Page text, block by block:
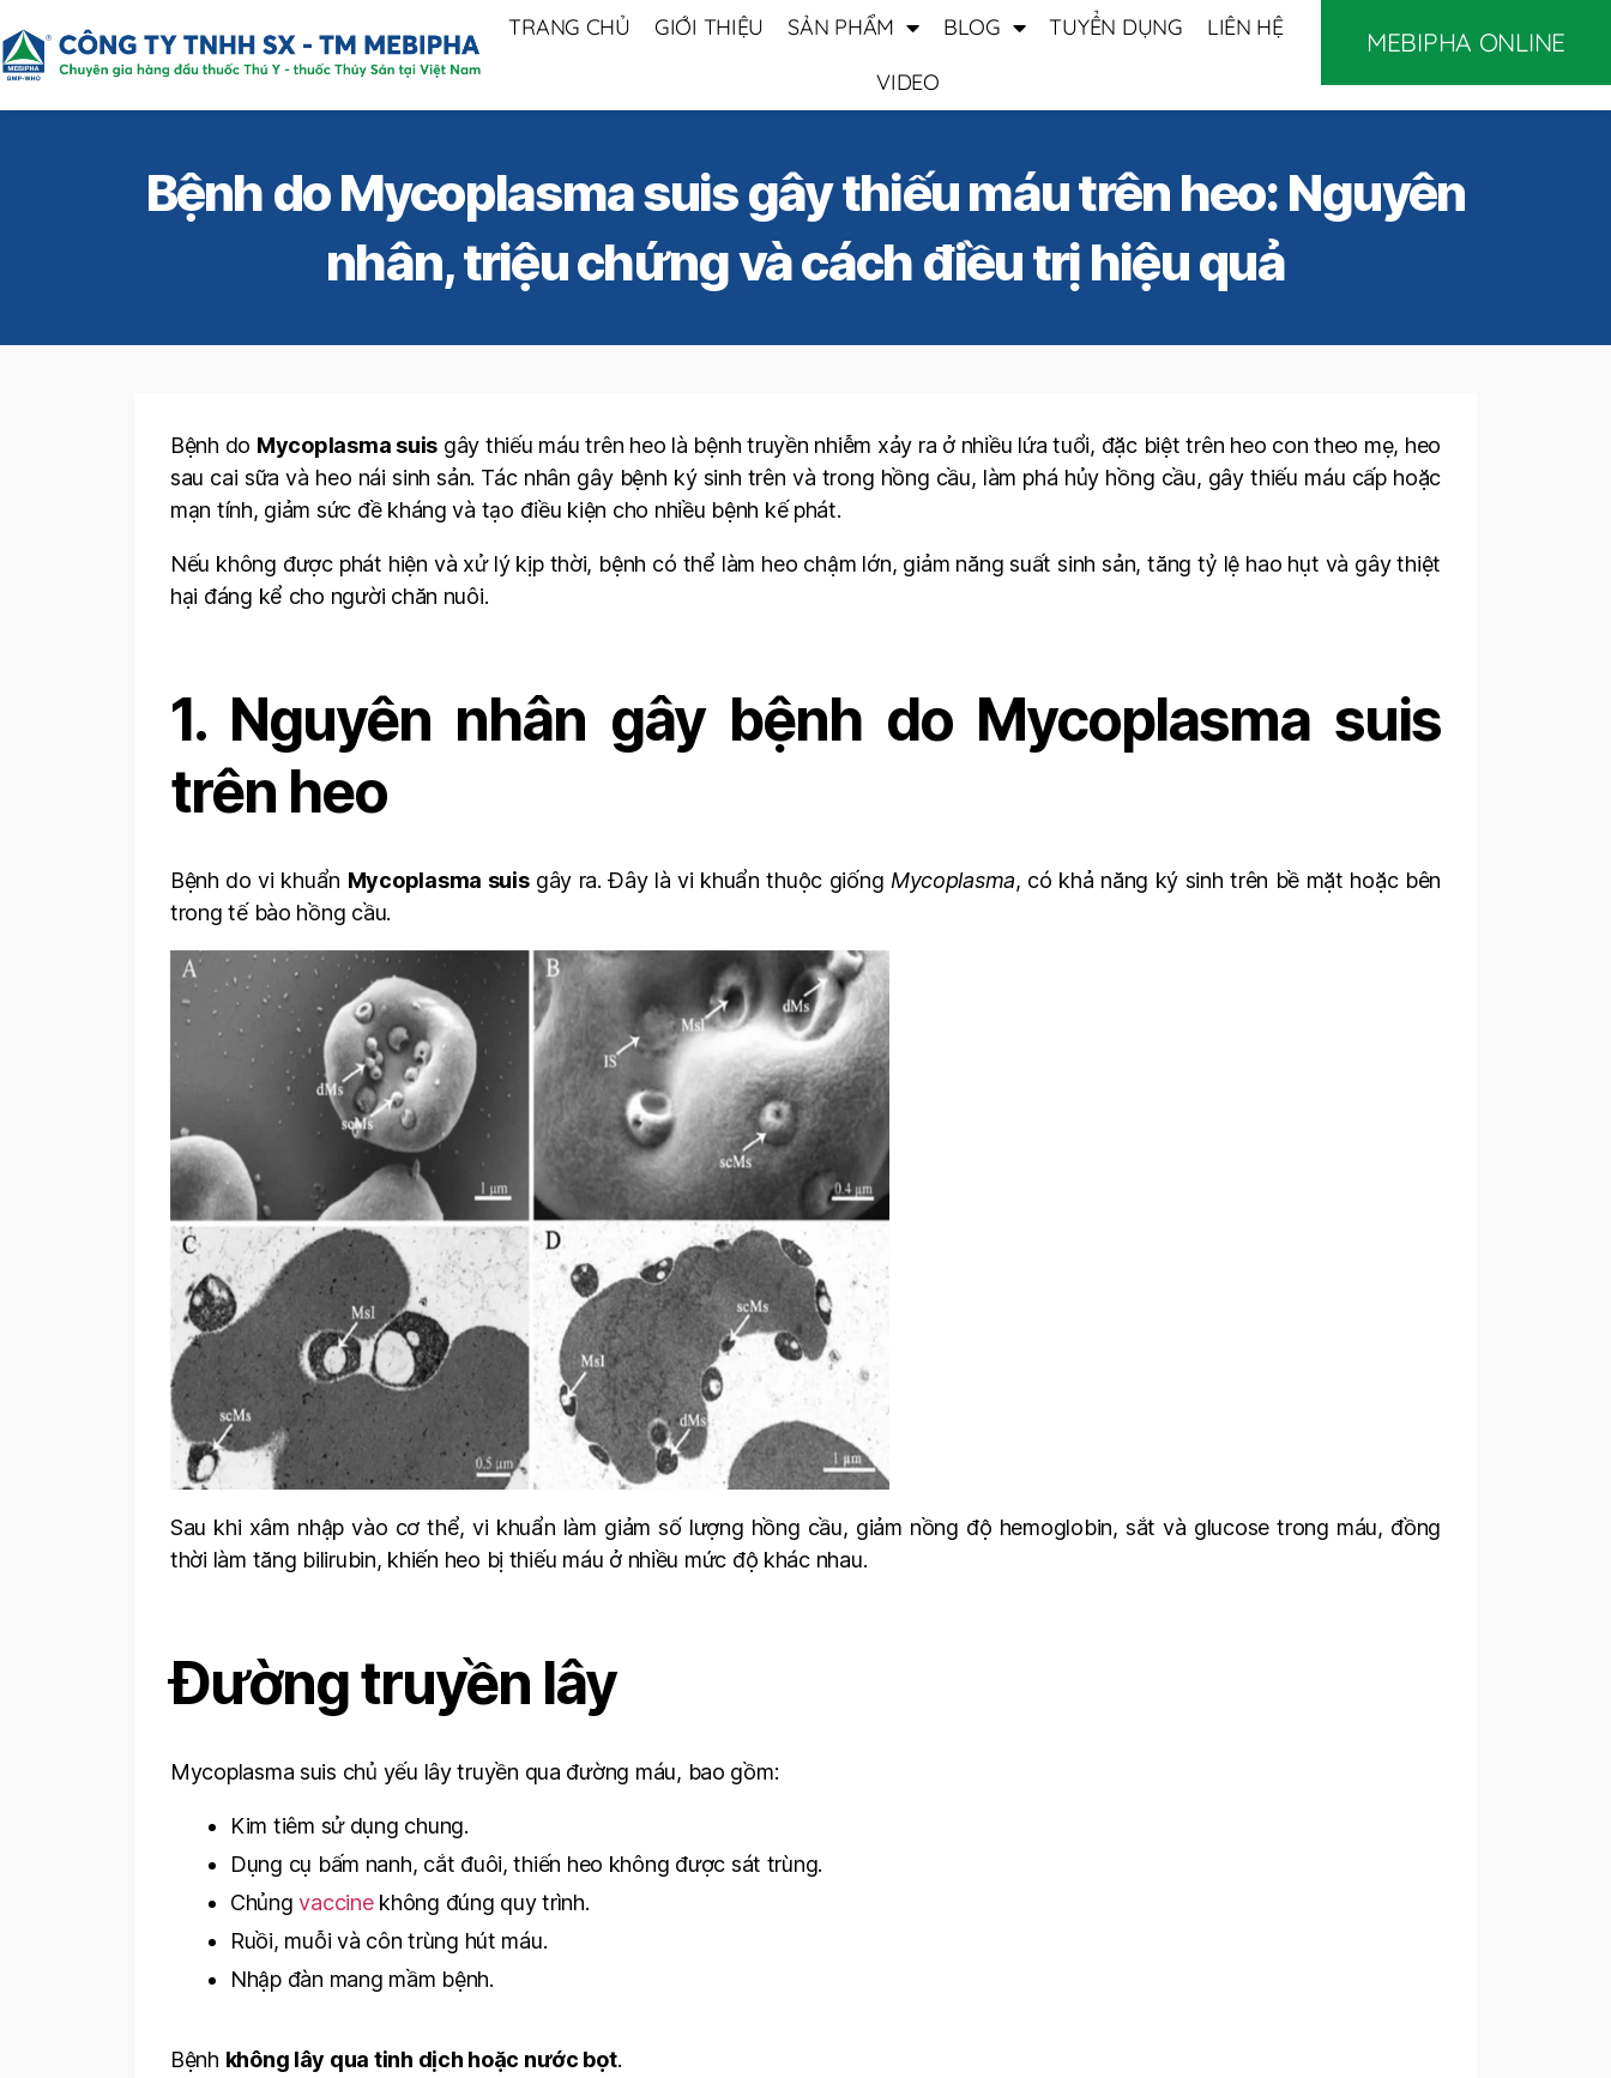
TRANG CHỦ GIỚI THIỆU SẢN PHẨM BLOG TUYỂN DỤNG
LIÊN HỆ
VIDEO
MEBIPHA ONLINE
Bệnh do Mycoplasma suis gây thiếu máu trên heo: Nguyên
nhân, triệu chứng và cách điều trị hiệu quả
Bệnh do Mycoplasma suis gây thiếu máu trên heo là bệnh truyền nhiễm xảy ra ở nhiều lứa tuổi, đặc biệt trên heo con theo mẹ, heo
sau cai sữa và heo nái sinh sản. Tác nhân gây bệnh ký sinh trên và trong hồng cầu, làm phá hủy hồng cầu, gây thiếu máu cấp hoặc
mạn tính, giảm sức đề kháng và tạo điều kiện cho nhiều bệnh kế phát.
Nếu không được phát hiện và xử lý kịp thời, bệnh có thể làm heo chậm lớn, giảm năng suất sinh sản, tăng tỷ lệ hao hụt và gây thiệt
hại đáng kể cho người chăn nuôi.
1. Nguyên nhân gây bệnh do Mycoplasma suis
trên heo
Bệnh do vi khuẩn Mycoplasma suisgây ra. Đây là vi khuẩn thuộc giống Mycoplasma, có khả năng ký sinh trên bề mặt hoặc bên
trong tế bào hồng cầu.
Sau khi xâm nhập vào cơ thể, vi khuẩn làm giảm số lượng hồng cầu, giảm nồng độ hemoglobin, sắt và glucose trong máu, đồng
thời làm tăng bilirubin, khiến heo bị thiếu máu ở nhiều mức độ khác nhau.
Đường truyền lây
Mycoplasma suis chủ yếu lây truyền qua đường máu, bao gồm:
Kim tiêm sử dụng chung.
Dụng cụ bấm nanh, cắt đuôi, thiến heo không được sát trùng.
Chủngvaccinekhông đúng quy trình.
Ruồi, muỗi và côn trùng hút máu.
Nhập đàn mang mầm bệnh.
Bệnh không lây qua tinh dịch hoặc nước bọt.